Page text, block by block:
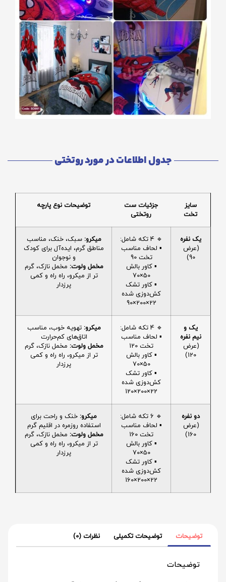
جدول اطلاعات در مورد روتختی
سایز
تخت
جزئیات ست
روتختی
توضیحات نوع پارچه
یک نفره
(عرض
90)
🔹 4 تکه شامل:
▪️ لحاف مناسب
تخت 90
▪️ کاور بالش
50×70
▪️ کاور تشک
کش‌دوزی شده
22×200×90
میکرو: سبک، خنک، مناسب
مناطق گرم، ایده‌آل برای کودک
و نوجوان
مخمل ولوت: مخمل نازک، گرم
تر از میکرو، راه راه و کمی
پرزدار
یک و
نیم نفره
(عرض
120)
🔹 4 تکه شامل:
▪️ لحاف مناسب
تخت 120
▪️ کاور بالش
50×70
▪️ کاور تشک
کش‌دوزی شده
22×200×120
میکرو: تهویه خوب، مناسب
اتاق‌های کم‌حرارت
مخمل ولوت: مخمل نازک، گرم
تر از میکرو، راه راه و کمی
پرزدار
دو نفره
(عرض
160)
🔹 6 تکه شامل:
▪️ لحاف مناسب
تخت 160
▪️ کاور بالش
50×70
▪️ کاور تشک
کش‌دوزی شده
22×200×160
میکرو: خنک و راحت برای
استفاده روزمره در اقلیم گرم
مخمل ولوت: مخمل نازک، گرم
تر از میکرو، راه راه و کمی
پرزدار
توضیحات توضیحات تکمیلی نظرات (0)
توضیحات